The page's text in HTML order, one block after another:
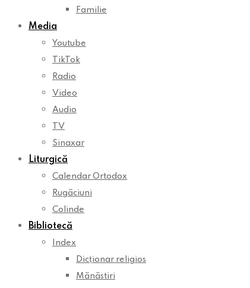
Familie
Media
Youtube
TikTok
Radio
Video
Audio
TV
Sinaxar
Liturgică
Calendar Ortodox
Rugăciuni
Colinde
Bibliotecă
Index
Dicționar religios
Mănăstiri